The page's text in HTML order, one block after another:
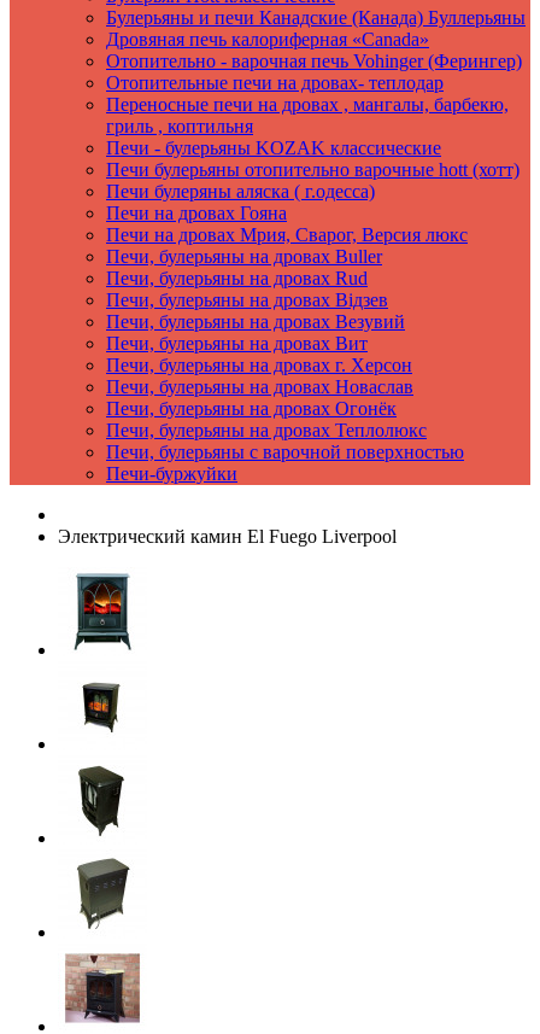
Булерьяны и печи Канадские (Канада) Буллерьяны
Дровяная печь калориферная «Canada»
Отопительно - варочная печь Vohinger (Ферингер)
Отопительные печи на дровах- теплодар
Переносные печи на дровах , мангалы, барбекю,
гриль , коптильня
Печи - булерьяны KOZAK классические
Печи булерьяны отопительно варочные hott (хотт)
Печи булеряны аляска ( г.одесса)
Печи на дровах Гояна
Печи на дровах Мрия, Сварог, Версия люкс
Печи, булерьяны на дровах Buller
Печи, булерьяны на дровах Rud
Печи, булерьяны на дровах Вiдзев
Печи, булерьяны на дровах Везувий
Печи, булерьяны на дровах Вит
Печи, булерьяны на дровах г. Херсон
Печи, булерьяны на дровах Новаслав
Печи, булерьяны на дровах Огонёк
Печи, булерьяны на дровах Теплолюкс
Печи, булерьяны с варочной поверхностью
Печи-буржуйки
Электрический камин El Fuego Liverpool